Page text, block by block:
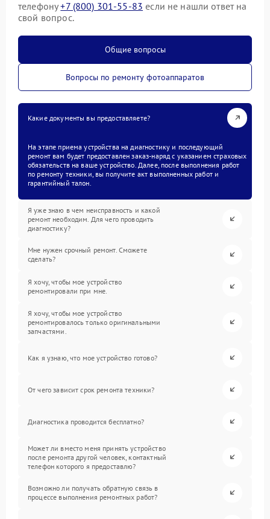
телефону+7 (800) 301-55-83 если не нашли ответ на
свой вопрос.
Общие вопросы
Вопросы по ремонту фотоаппаратов
Какие документы вы предоставляете?
На этапе приема устройства на диагностику и последующий
ремонт вам будет предоставлен заказ-наряд с указанием страховых
обязательств на ваше устройство. Далее, после выполнения работ
по ремонту техники, вы получите акт выполненных работ и
гарантийный талон.
Я уже знаю в чем неисправность и какой
ремонт необходим. Для чего проводить
диагностику?
Мне нужен срочный ремонт. Сможете
сделать?
Я хочу, чтобы мое устройство
ремонтировали при мне.
Я хочу, чтобы мое устройство
ремонтировалось только оригинальными
запчастями.
Как я узнаю, что мое устройство готово?
От чего зависит срок ремонта техники?
Диагностика проводится бесплатно?
Может ли вместо меня принять устройство
после ремонта другой человек, контактный
телефон которого я предоставлю?
Возможно ли получать обратную связь в
процессе выполнения ремонтных работ?